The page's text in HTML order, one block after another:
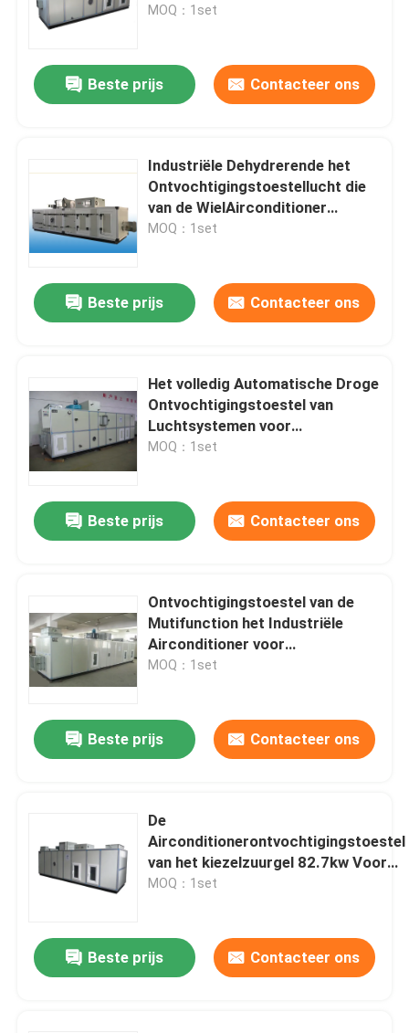
Huis
Ongeveer ons
Kwaliteitscontrole
Nieuws
industrieel dehydrerend ontvochtigingstoestel
Laag Vochtigheidsontvochtigingstoestel
het ontwateren van materiaal
Dehydrerend Rotorontvochtigingstoestel
industriële ontvochtigingssystemen
Industriële Dehydrerende Luchtdroger
Ontvochtigingstoestel 5000m ³
MOQ：1set
Beste prijs Contacteer ons
Industriële Dehydrerende het
Ontvochtigingstoestellucht die
van de WielAirconditioner
Eenheid overhandigen
MOQ：1set
Beste prijs Contacteer ons
Het volledig Automatische Droge
Ontvochtigingstoestel van
Luchtsystemen voor
Luchttemperaturen/
MOQ：1set
Beste prijs Contacteer ons
Ontvochtigingstoestel van de
Mutifunction het Industriële
Airconditioner voor
Farmaceutische Industrie
MOQ：1set
Beste prijs Contacteer ons
De
Airconditionerontvochtigingstoestel
van het kiezelzuurgel 82.7kw Voor
Farmaceutische Industrie
MOQ：1set
Beste prijs Contacteer ons